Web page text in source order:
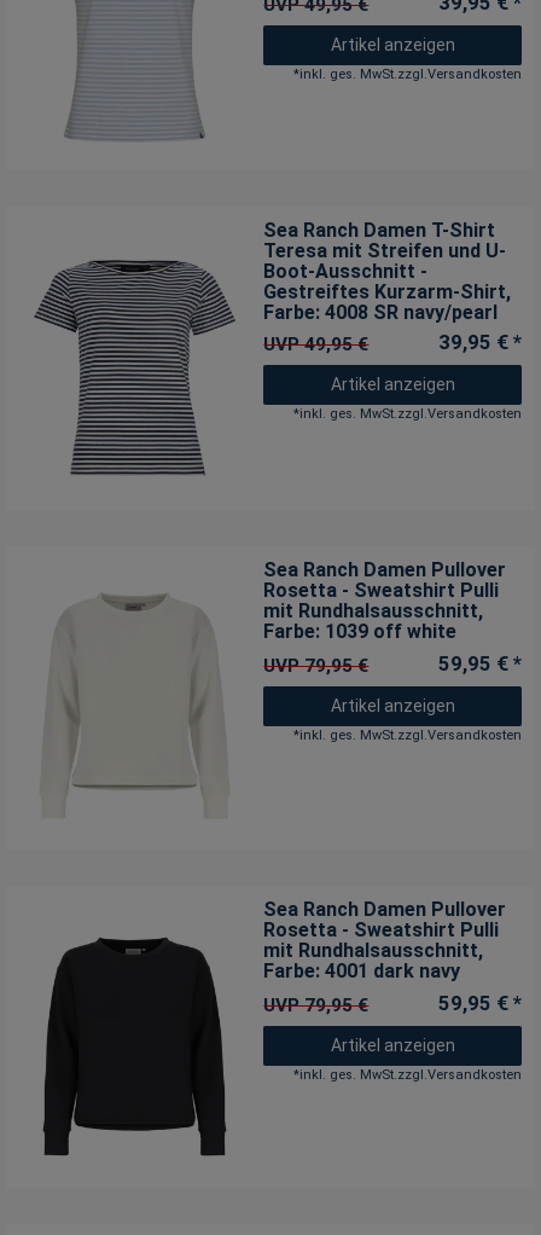
UVP 49,95 €
Artikel anzeigen
*inkl. ges. MwSt.zzgl.Versandkosten
Sea Ranch Damen T-Shirt
Teresa mit Streifen und U-
Boot-Ausschnitt -
Gestreiftes Kurzarm-Shirt,
Farbe: 4008 SR navy/pearl
UVP 49,95 € 39,95 € *
Artikel anzeigen
*inkl. ges. MwSt.zzgl.Versandkosten
Sea Ranch Damen Pullover
Rosetta - Sweatshirt Pulli
mit Rundhalsausschnitt,
Farbe: 1039 off white
UVP 79,95 € 59,95 € *
Artikel anzeigen
*inkl. ges. MwSt.zzgl.Versandkosten
Sea Ranch Damen Pullover
Rosetta - Sweatshirt Pulli
mit Rundhalsausschnitt,
Farbe: 4001 dark navy
UVP 79,95 € 59,95 € *
Artikel anzeigen
*inkl. ges. MwSt.zzgl.Versandkosten